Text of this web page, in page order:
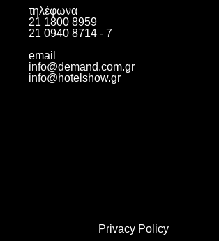
τηλέφωνα
21 1800 8959
21 0940 8714 - 7
email
info@demand.com.gr
info@hotelshow.gr
Privacy Policy